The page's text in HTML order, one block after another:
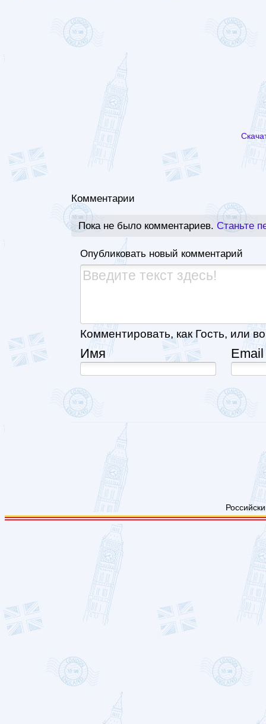
Комментарии
Пока не было комментариев. Станьте
Опубликовать новый комментарий
Комментировать, как Гость, или
Имя Email